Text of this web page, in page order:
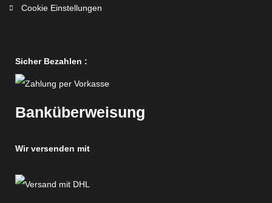
Cookie Einstellungen
Sicher Bezahlen :
Banküberweisung
Wir versenden mit